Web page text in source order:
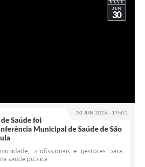
30 JUN 2026 - 17h01
JUN
30
Saúde foi
Municipal de Saúde de São
profissionais e gestores para
saúde pública